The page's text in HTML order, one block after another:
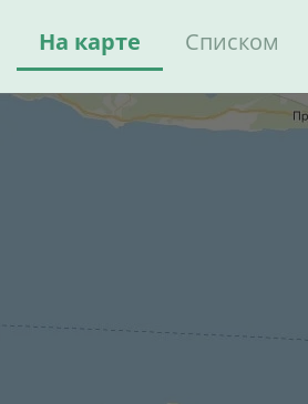
На карте Списком